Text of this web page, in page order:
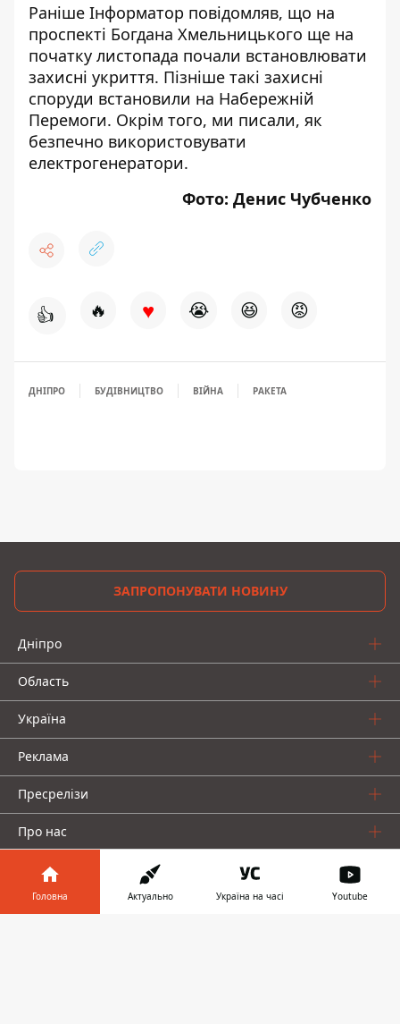
Раніше Інформатор повідомляв, що на
проспекті Богдана Хмельницького ще на
початку листопада почали встановлювати
захисні укриття. Пізніше такі захисні
споруди встановили на Набережній
Перемоги. Окрім того, ми писали, як
безпечно використовувати
електрогенератори.
Фото: Денис Чубченко
👍 🔥 ♥ 😭 😆 😡
ДНІПРО БУДІВНИЦТВО ВІЙНА РАКЕТА
ЗАПРОПОНУВАТИ НОВИНУ
Дніпро
Область
Україна
Реклама
Пресрелізи
Про нас
Головна Актуально Україна на часі Youtube